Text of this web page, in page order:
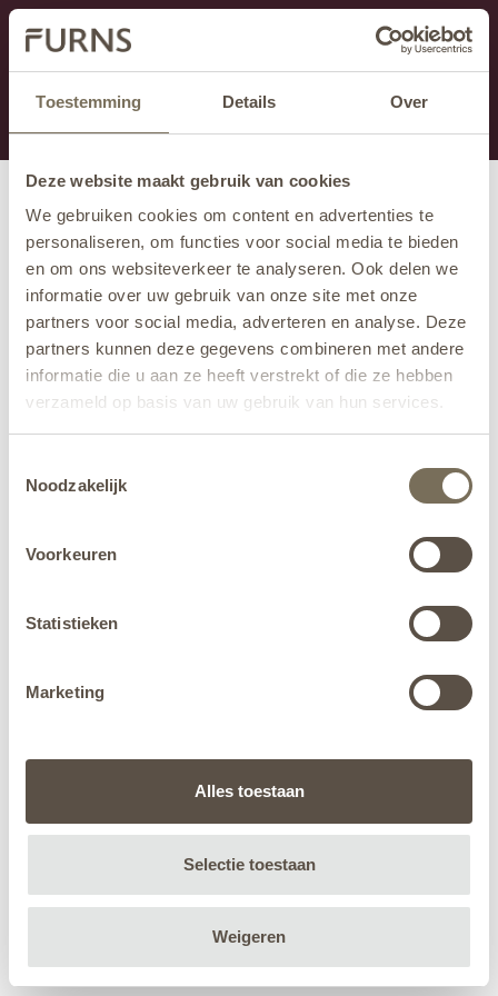
Toestemming Details Over
Deze website maakt gebruik van cookies
We gebruiken cookies om content en advertenties te
personaliseren, om functies voor social media te bieden
en om ons websiteverkeer te analyseren. Ook delen we
informatie over uw gebruik van onze site met onze
partners voor social media, adverteren en analyse. Deze
partners kunnen deze gegevens combineren met andere
informatie die u aan ze heeft verstrekt of die ze hebben
verzameld op basis van uw gebruik van hun services.
jehier.
Noodzakelijk
Voorkeuren
Statistieken
Marketing
Alles toestaan
Selectie toestaan
Weigeren
Ten dział jest obecnie w konserwacji. Jeśli brakuje Ci
informacji.
możesz zadzwonić pod numer +31 413 351 272 lub